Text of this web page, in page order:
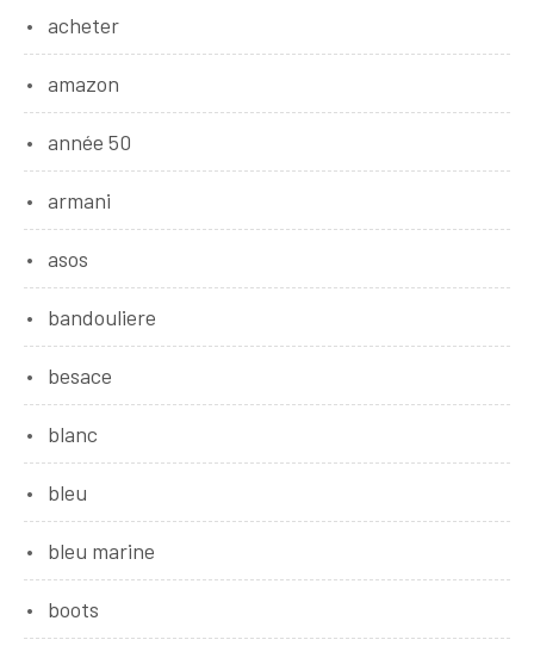
acheter
amazon
année 50
armani
asos
bandouliere
besace
blanc
bleu
bleu marine
boots